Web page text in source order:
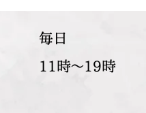
​毎日
11時～19時